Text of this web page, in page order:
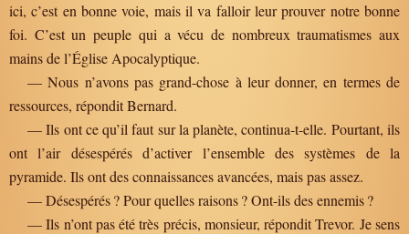
ici, c’est en bonne voie, mais il va falloir leur prouver notre bonne
foi. C’est un peuple qui a vécu de nombreux traumatismes aux
mains de l’Église Apocalyptique.
— Nous n’avons pas grand-chose à leur donner, en termes de
ressources, répondit Bernard.
— Ils ont ce qu’il faut sur la planète, continua-t-elle. Pourtant, ils
ont l’air désespérés d’activer l’ensemble des systèmes de la
pyramide. Ils ont des connaissances avancées, mais pas assez.
— Désespérés ? Pour quelles raisons ? Ont-ils des ennemis ?
— Ils n’ont pas été très précis, monsieur, répondit Trevor. Je sens